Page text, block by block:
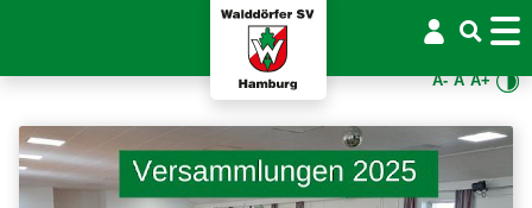
A- A A+